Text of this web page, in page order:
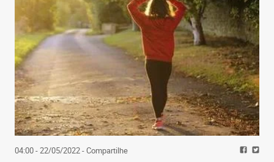
04:00 - 22/05/2022- Compartilhe